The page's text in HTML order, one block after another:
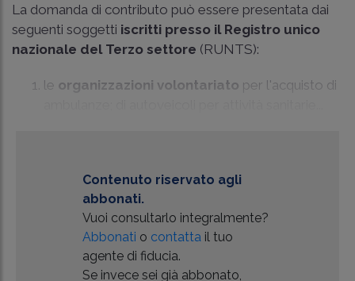
La domanda di contributo può essere presentata dai
seguenti soggetti iscritti presso il Registro unico
nazionale del Terzo settore (RUNTS):
le organizzazioni volontariato per l'acquisto di
Contenuto riservato agli
abbonati.
Vuoi consultarlo integralmente?
Abbonati o contatta il tuo
agente di fiducia.
Se invece sei già abbonato,